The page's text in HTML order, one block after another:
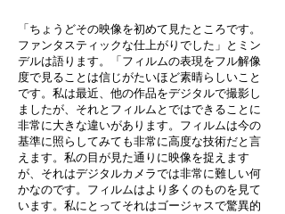
「ちょうどその映像を初めて見たところです。
ファンタスティックな仕上がりでした」とミン
デルは語ります。「フィルムの表現をフル解像
度で見ることは信じがたいほど素晴らしいこと
です。私は最近、他の作品をデジタルで撮影し
ましたが、それとフィルムとではできることに
非常に大きな違いがあります。フィルムは今の
基準に照らしてみても非常に高度な技術だと言
えます。私の目が見た通りに映像を捉えます
が、それはデジタルカメラでは非常に難しい何
かなのです。フィルムはより多くのものを見て
います。私にとってそれはゴージャスで驚異的